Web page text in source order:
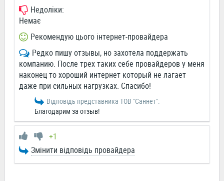
Недоліки:
Немає
Рекомендую цього інтернет-провайдера
Редко пишу отзывы, но захотела поддержать
компанию. После трех таких себе провайдеров у меня
наконец то хороший интернет который не лагает
даже при сильных нагрузках. Спасибо!
Відповідь представника ТОВ "Саннет":
Благодарим за отзыв!
+1
Змінити відповідь провайдера